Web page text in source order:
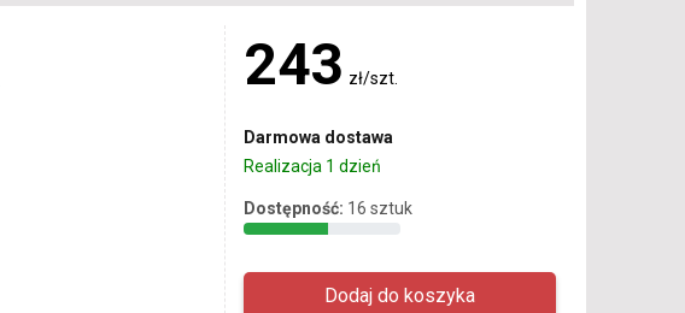
243 zł/szt.
Darmowa dostawa
Realizacja 1 dzień
Dostępność: 16 sztuk